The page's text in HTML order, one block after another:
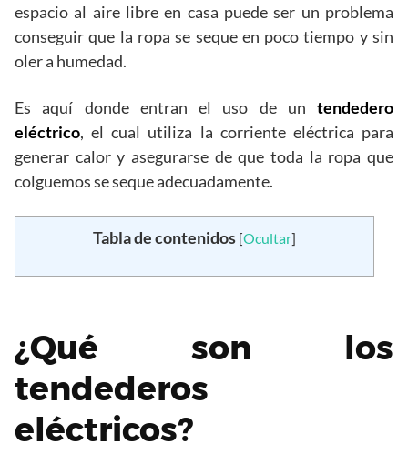
espacio al aire libre en casa puede ser un problema
conseguir que la ropa se seque en poco tiempo y sin
oler a humedad.
Es aquí donde entran el uso de un tendedero
eléctrico, el cual utiliza la corriente eléctrica para
generar calor y asegurarse de que toda la ropa que
colguemos se seque adecuadamente.
Tabla de contenidos [Ocultar]
¿Qué son los
tendederos
eléctricos?